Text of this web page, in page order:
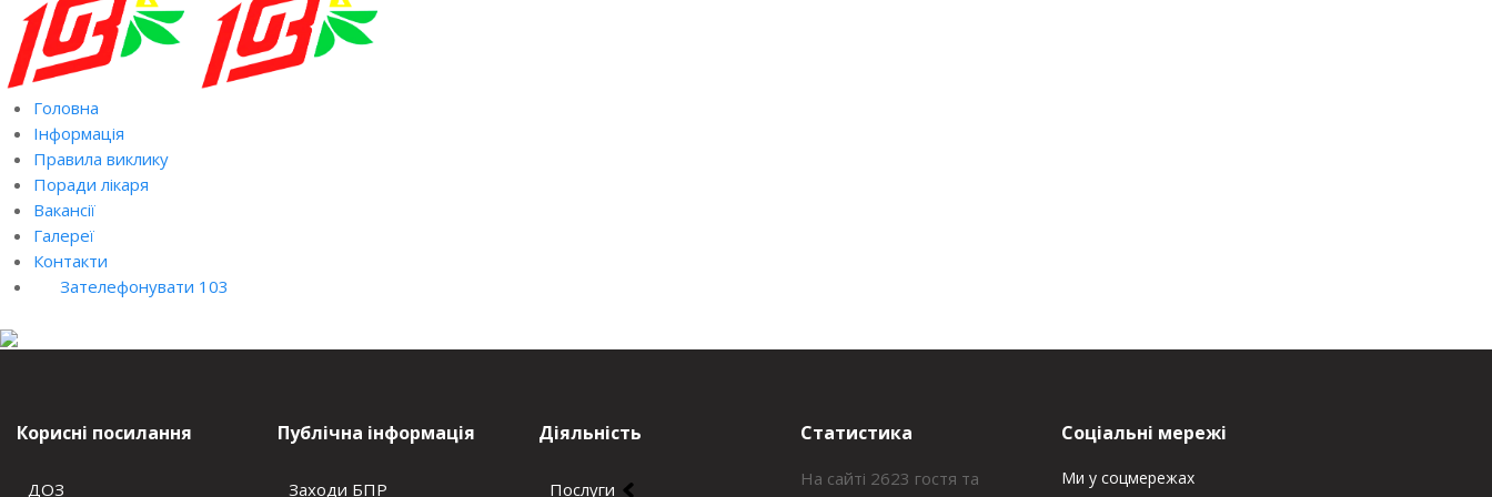
Головна
Інформація
Правила виклику
Поради лікаря
Вакансії
Галереї
Контакти
Зателефонувати 103
Корисні посилання
ДОЗ
Публічна інформація
Заходи БПР
Діяльність
Послуги
Статистика
На сайті 2623 гостя та
Соціальні мережі
Ми у соцмережах